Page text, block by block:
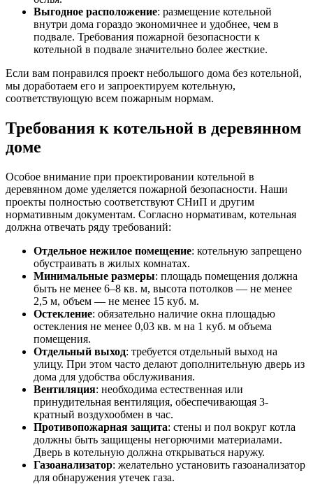
Выгодное расположение: размещение котельной
внутри дома гораздо экономичнее и удобнее, чем в
подвале. Требования пожарной безопасности к
котельной в подвале значительно более жесткие.
Если вам понравился проект небольшого дома без котельной,
мы доработаем его и запроектируем котельную,
соответствующую всем пожарным нормам.
Требования к котельной в деревянном
доме
Особое внимание при проектировании котельной в
деревянном доме уделяется пожарной безопасности. Наши
проекты полностью соответствуют СНиП и другим
нормативным документам. Согласно нормативам, котельная
должна отвечать ряду требований:
Отдельное нежилое помещение: котельную запрещено
обустраивать в жилых комнатах.
Минимальные размеры: площадь помещения должна
быть не менее 6–8 кв. м, высота потолков — не менее
2,5 м, объем — не менее 15 куб. м.
Остекление: обязательно наличие окна площадью
остекления не менее 0,03 кв. м на 1 куб. м объема
помещения.
Отдельный выход: требуется отдельный выход на
улицу. При этом часто делают дополнительную дверь из
дома для удобства обслуживания.
Вентиляция: необходима естественная или
принудительная вентиляция, обеспечивающая 3-
кратный воздухообмен в час.
Противопожарная защита: стены и пол вокруг котла
должны быть защищены негорючими материалами.
Дверь в котельную должна открываться наружу.
Газоанализатор: желательно установить газоанализатор
для обнаружения утечек газа.